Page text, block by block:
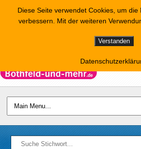
Diese Seite verwendet Cookies, um die
verbessern. Mit der weiteren
Verstanden